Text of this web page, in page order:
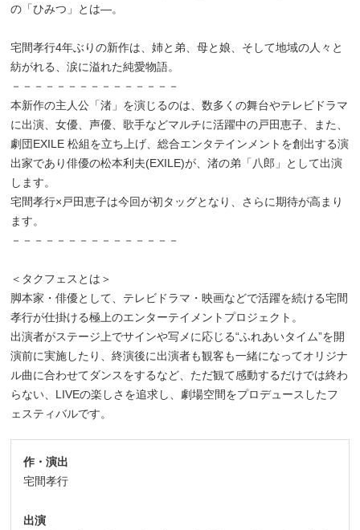
の「ひみつ」とは―。
宅間孝行4年ぶりの新作は、姉と弟、母と娘、そして地域の人々と
紡がれる、涙に溢れた純愛物語。
－－－－－－－－－－－－－－－
本新作の主人公「渚」を演じるのは、数多くの舞台やテレビドラマ
に出演、女優、声優、歌手などマルチに活躍中の戸田恵子、また、
劇団EXILE 松組を立ち上げ、総合エンタテインメントを創出する演
出家であり俳優の松本利夫(EXILE)が、渚の弟「八郎」として出演
します。
宅間孝行×戸田恵子は今回が初タッグとなり、さらに期待が高まり
ます。
－－－－－－－－－－－－－－－
＜タクフェスとは＞
脚本家・俳優として、テレビドラマ・映画などで活躍を続ける宅間
孝行が仕掛ける極上のエンターテイメントプロジェクト。
出演者がステージ上でサインや写メに応じる“ふれあいタイム”を開
演前に実施したり、終演後に出演者も観客も一緒になってオリジナ
ル曲に合わせてダンスをするなど、ただ観て感動するだけでは終わ
らない、LIVEの楽しさを追求し、劇場空間をプロデュースしたフ
ェスティバルです。
作・演出
宅間孝行
出演